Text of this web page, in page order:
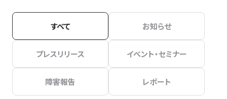
すべて お知らせ
プレスリリース イベント・セミナー
障害報告 レポート